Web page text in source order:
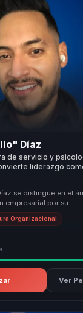
Díaz
de servicio y
liderazgo
y
se distingue en el
empresarial por su
de manera
Organizacional
Ver